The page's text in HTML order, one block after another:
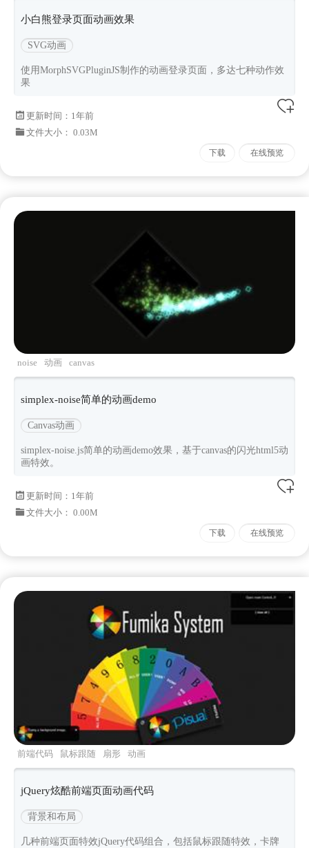
小白熊登录页面动画效果
SVG动画
使用MorphSVGPluginJS制作的动画登录页面，多达七种动作效
果
更新时间： 1年前
文件大小： 0.03M
下载 在线预览
noise 动画 canvas
simplex-noise简单的动画demo
Canvas动画
simplex-noise.js简单的动画demo效果，基于canvas的闪光html5动
画特效。
更新时间： 1年前
文件大小： 0.00M
下载 在线预览
前端代码 鼠标跟随 扇形 动画
jQuery炫酷前端页面动画代码
背景和布局
几种前端页面特效jQuery代码组合，包括鼠标跟随特效，卡牌